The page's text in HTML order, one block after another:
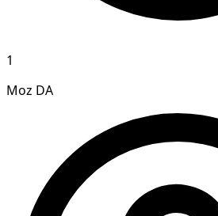
1
Moz DA